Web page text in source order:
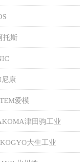
托斯
康
爱模
津田驹工业
大生工业